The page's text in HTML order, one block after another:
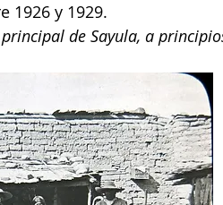
1926 y 1929.
de Sayula, a